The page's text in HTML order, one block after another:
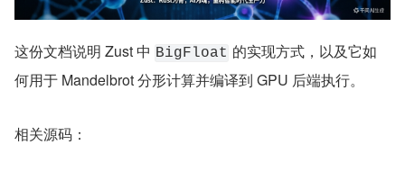
这份文档说明 Zust 中 BigFloat 的实现方式，以及它如
何用于 Mandelbrot 分形计算并编译到 GPU 后端执行。
相关源码：